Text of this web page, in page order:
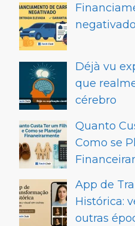
Déjà vu
que
cérebro
Quanto
Como se
App de
Histórica:
outras